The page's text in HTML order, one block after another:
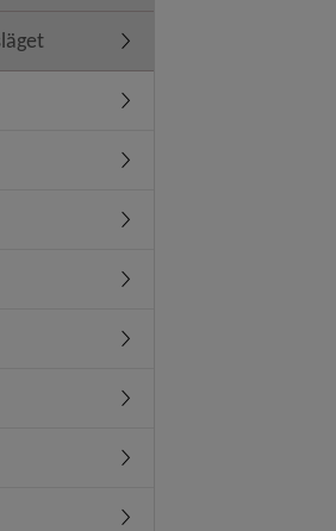
Undermeny för Kriget i Ukraina
Undermeny för
Undermeny för Ekonomi och
Undermeny för Familj, barn och
Undermeny för Anhörig
Undermeny för Äldre
Undermeny för
Undermeny för Borgerlig vigsel
Undermeny för Dödsfall och